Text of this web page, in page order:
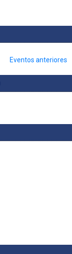
Eventos anteriores